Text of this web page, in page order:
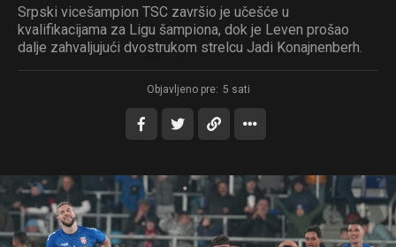
Srpski vicešampion TSC završio je učešće u
kvalifikacijama za Ligu šampiona, dok je Leven prošao
dalje zahvaljujući dvostrukom strelcu Jadi Konajnenberh.
Objavljeno pre: 5 sati